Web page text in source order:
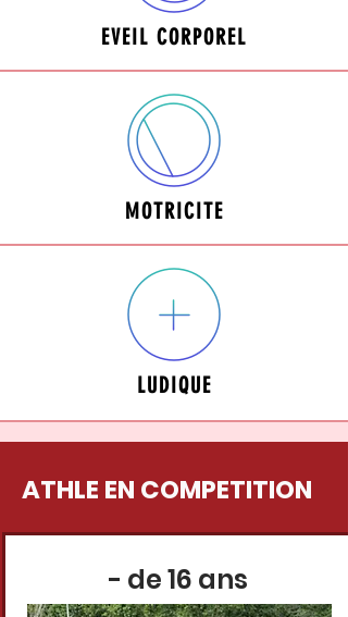
EVEIL CORPOREL
MOTRICITE
LUDIQUE
ATHLE EN COMPETITION
- de 16 ans